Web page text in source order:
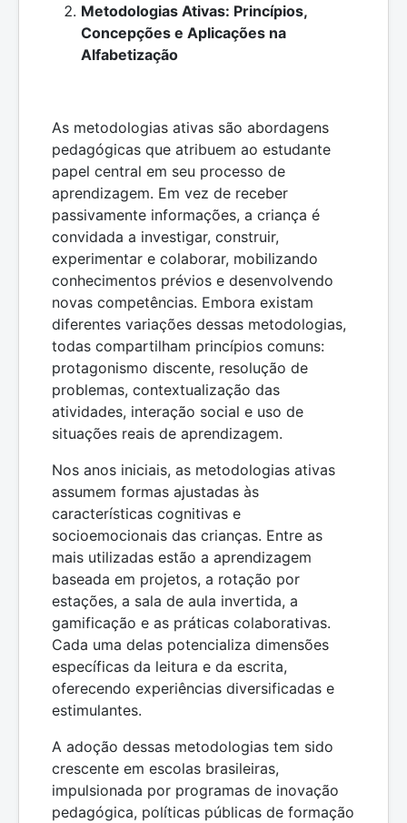
Metodologias Ativas: Princípios,
Concepções e Aplicações na
Alfabetização
As metodologias ativas são abordagens
pedagógicas que atribuem ao estudante
papel central em seu processo de
aprendizagem. Em vez de receber
passivamente informações, a criança é
convidada a investigar, construir,
experimentar e colaborar, mobilizando
conhecimentos prévios e desenvolvendo
novas competências. Embora existam
diferentes variações dessas metodologias,
todas compartilham princípios comuns:
protagonismo discente, resolução de
problemas, contextualização das
atividades, interação social e uso de
situações reais de aprendizagem.
Nos anos iniciais, as metodologias ativas
assumem formas ajustadas às
características cognitivas e
socioemocionais das crianças. Entre as
mais utilizadas estão a aprendizagem
baseada em projetos, a rotação por
estações, a sala de aula invertida, a
gamificação e as práticas colaborativas.
Cada uma delas potencializa dimensões
específicas da leitura e da escrita,
oferecendo experiências diversificadas e
estimulantes.
A adoção dessas metodologias tem sido
crescente em escolas brasileiras,
impulsionada por programas de inovação
pedagógica, políticas públicas de formação